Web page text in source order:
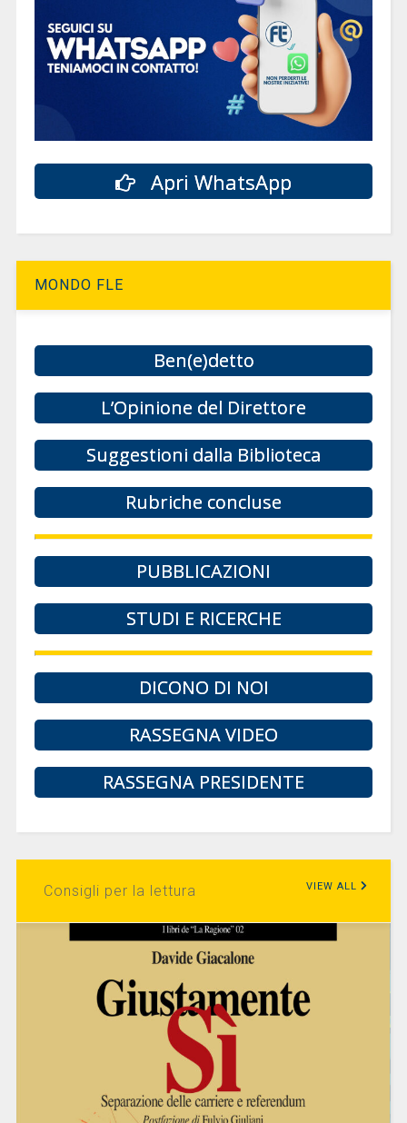
Apri WhatsApp
MONDO FLE
Ben(e)detto
L’Opinione del Direttore
Suggestioni dalla Biblioteca
Rubriche concluse
PUBBLICAZIONI
STUDI E RICERCHE
DICONO DI NOI
RASSEGNA VIDEO
RASSEGNA PRESIDENTE
Consigli per la lettura VIEW ALL